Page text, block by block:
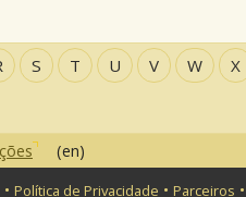
S T U V W X
(en)
• Política de Privacidade • Parceiros •